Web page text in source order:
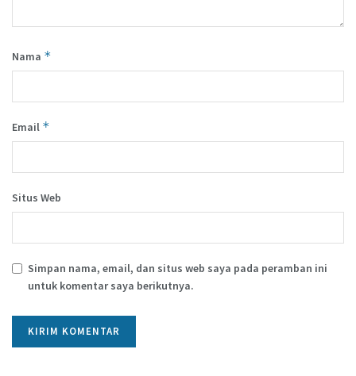
Nama *
Email *
Situs Web
Simpan nama, email, dan situs web saya pada peramban ini
untuk komentar saya berikutnya.